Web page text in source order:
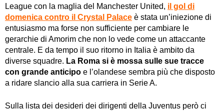
League con la maglia del Manchester United, il gol di
domenica contro il Crystal Palace è stata un’iniezione di
entusiasmo ma forse non sufficiente per cambiare le
gerarchie di Amorim che non lo vede come un attaccante
centrale. E da tempo il suo ritorno in Italia è ambito da
diverse squadre. La Roma si è mossa sulle sue tracce
con grande anticipo e l’olandese sembra più che disposto
a ridare slancio alla sua carriera in Serie A.
Sulla lista dei desideri dei dirigenti della Juventus però ci